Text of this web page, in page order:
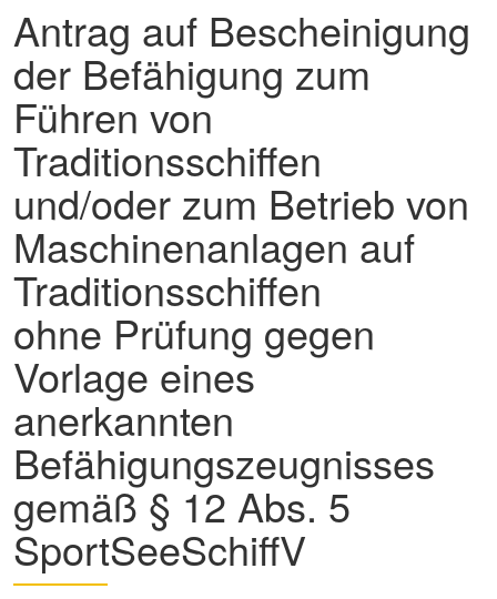
Antrag auf Bescheinigung
der Befähigung zum
Führen von
Traditionsschiffen
und/oder zum Betrieb von
Maschinenanlagen auf
Traditionsschiffen
ohne Prüfung gegen
Vorlage eines
anerkannten
Befähigungszeugnisses
gemäß § 12 Abs. 5
SportSeeSchiffV